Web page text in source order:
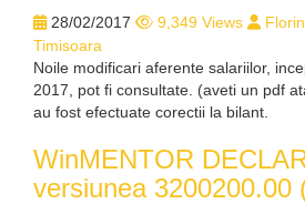
28/02/2017 9,349 Views
Timisoara
Noile modificari aferente salariilor,
2017, pot fi consultate. (aveti un pdf
au fost efectuate corectii la bilant.
WinMENTOR
versiunea 3200200.00